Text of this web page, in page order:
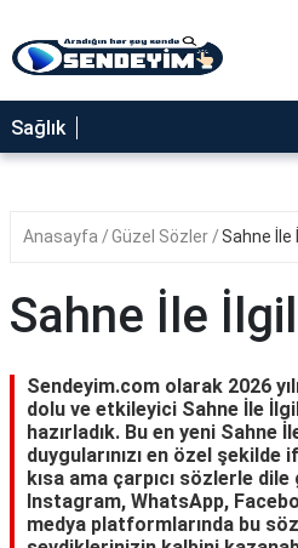
SAĞLIK
NEDİR
YEMEK
RÜYA
GEZİLECEK
YERLER
BLOG
Sağlık
Anasayfa Güzel Sözler Sahne İle
Sahne İle
Sendeyim.com olarak 2026
dolu ve etkileyici Sahne İle
hazırladık. Bu en yeni Sahne
duygularınızı en özel
kısa ama çarpıcı sözlerle
Instagram, WhatsApp,
medya platformlarında bu